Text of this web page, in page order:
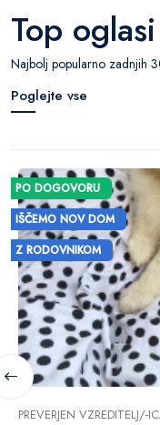
Top oglasi
Najbolj popularno zadnjih
Poglejte vse
PO DOGOVORU
IŠČEMO NOV DOM
Z RODOVNIKOM
PREVERJEN VZREDITELJ/-